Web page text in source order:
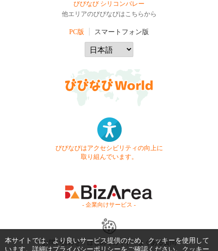
びびなび シリコンバレー
他エリアのびびなびはこちらから
PC版 スマートフォン版
びびなびはアクセシビリティの向上に
取り組んでいます。
- 企業向けサービス -
お問い合わせ はじめてガイド
よくある質問
本サイトでは、より良いサービス提供のため、クッキーを使用して
います。詳細はプライバシーポリシーをご確認ください。クッキー